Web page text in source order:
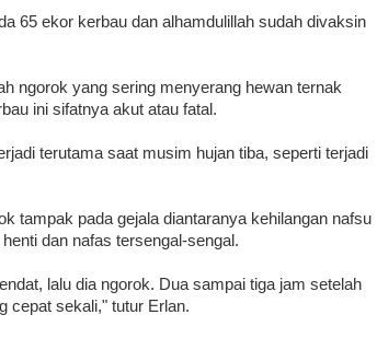
65 ekor kerbau dan alhamdulillah sudah divaksin
ngorok yang sering menyerang hewan ternak
ini sifatnya akut atau fatal.
terutama saat musim hujan tiba, seperti terjadi
tampak pada gejala diantaranya kehilangan nafsu
dan nafas tersengal-sengal.
lalu dia ngorok. Dua sampai tiga jam setelah
cepat sekali," tutur Erlan.